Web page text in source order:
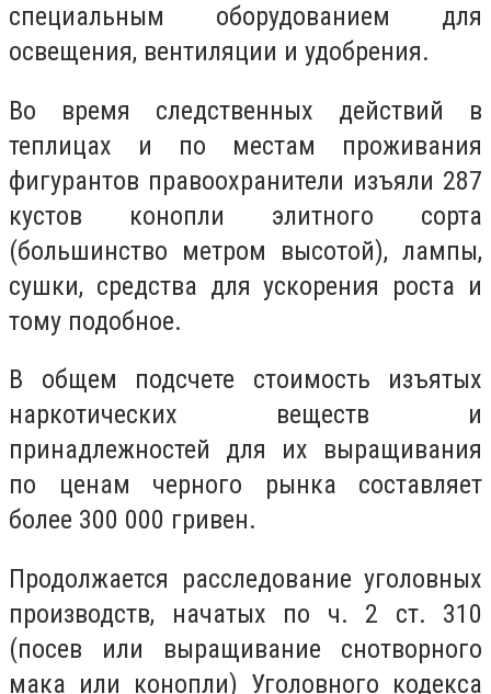
специальным оборудованием для
освещения, вентиляции и удобрения.
Во время следственных действий в
теплицах и по местам проживания
фигурантов правоохранители изъяли 287
кустов конопли элитного сорта
(большинство метром высотой), лампы,
сушки, средства для ускорения роста и
тому подобное.
В общем подсчете стоимость изъятых
наркотических веществ и
принадлежностей для их выращивания
по ценам черного рынка составляет
более 300 000 гривен.
Продолжается расследование уголовных
производств, начатых по ч. 2 ст. 310
(посев или выращивание снотворного
мака или конопли) Уголовного кодекса